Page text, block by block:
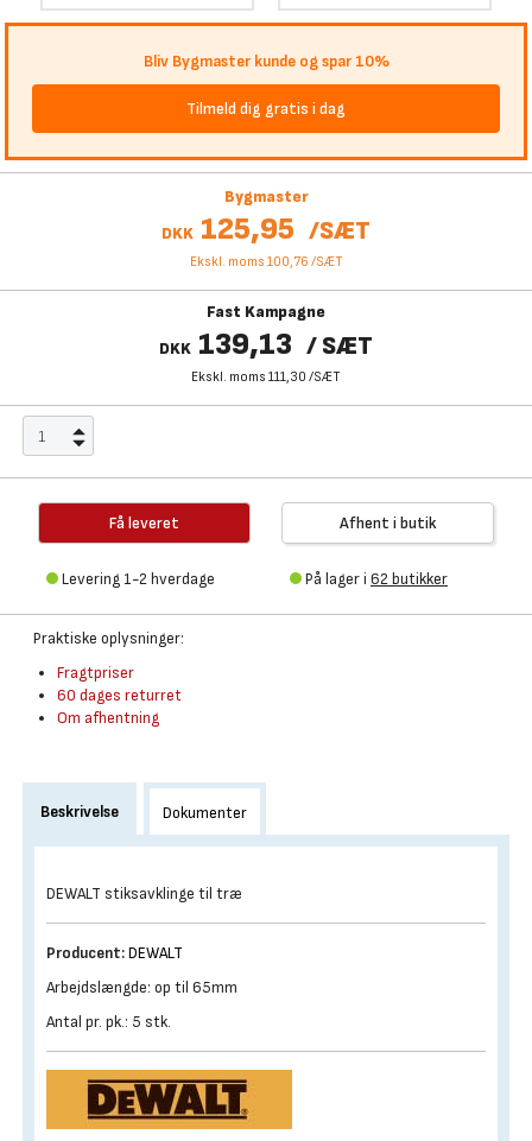
Bliv Bygmaster kunde og spar 10%
Tilmeld dig gratis i dag
Bygmaster
DKK 125,95 /SÆT
Ekskl. moms 100,76 /SÆT
Fast Kampagne
DKK 139,13 /SÆT
Ekskl. moms 111,30 /SÆT
Få leveret
Levering 1-2 hverdage
Afhent i butik
På lager i 62 butikker
Praktiske oplysninger:
Fragtpriser
60 dages returret
Om afhentning
Beskrivelse Dokumenter
DEWALT stiksavklinge til træ
Producent:DEWALT
Arbejdslængde: op til 65mm
Antal pr. pk.: 5 stk.